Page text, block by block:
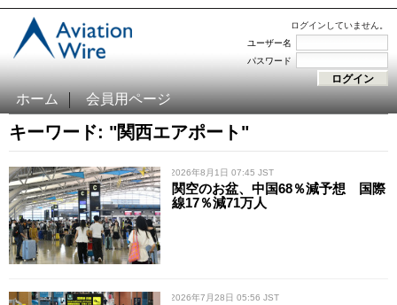
ログインしていません。
ユーザー名
パスワード
ホーム 会員用ページ
キーワード: "関西エアポート"
/ 2026年8月1日 07:45 JST
関空のお盆、中国68％減予想 国際
線17％減71万人
/ 2026年7月28日 05:56 JST